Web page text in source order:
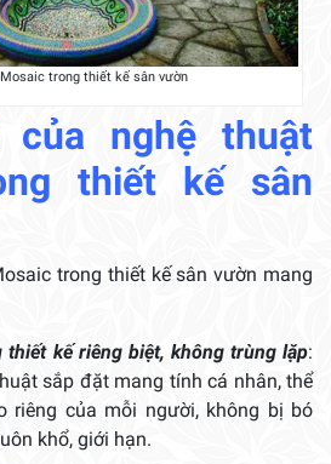
trong thiết kế sân vườn
nghệ thuật
thiết kế sân
trong thiết kế sân vườn mang
thiết kế riêng biệt, không trùng lặp:
sắp đặt mang tính cá nhân, thể
riêng của mỗi người, không bị bó
khổ, giới hạn.